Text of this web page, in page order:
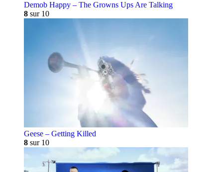
Demob Happy – The Growns Ups Are Talking
8 sur 10
Geese – Getting Killed
8 sur 10